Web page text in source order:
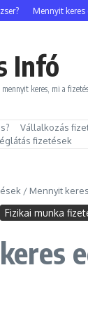
Mennyit keres
Infó
keres, mi a
Vállalkozás
fizetések
/ Mennyit
Fizikai munka